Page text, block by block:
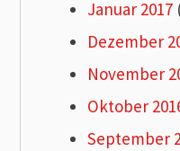
Januar 2017
Dezember
November
Oktober
September